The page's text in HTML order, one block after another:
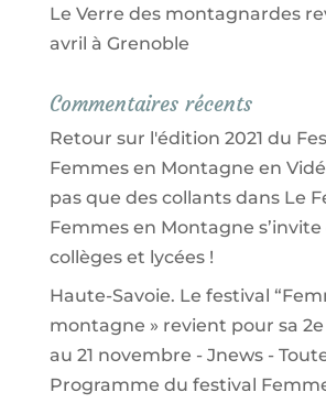
Le Verre des montagnardes
avril à Grenoble
Commentaires récents
Retour sur l'édition 2021 du
Femmes en Montagne en
pas que des collantsdans Le
Femmes en Montagne s’invite
collèges et lycées !
Haute-Savoie. Le festival
montagne » revient pour sa
au 21 novembre - Jnews -
Programme du festival